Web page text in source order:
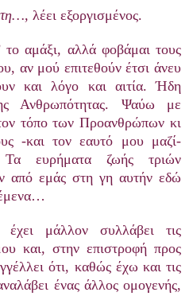
…, λέει εξοργισμένος.
αμάξι, αλλά φοβάμαι τους
αν μού επιτεθούν έτσι άνευ
και λόγο και αιτία. Ήδη
Ανθρωπότητας. Ψαύω με
τόπο των Προανθρώπων κι
-και τον εαυτό μου μαζί-
Τα ευρήματα ζωής τριών
από εμάς στη γη αυτήν εδώ
μάλλον συλλάβει τις
και, στην επιστροφή προς
ότι, καθώς έχω και τις
ένας άλλος ομογενής,